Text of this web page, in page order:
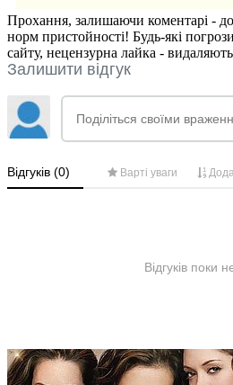
Прохання, залишаючи коментарі -
норм пристойності! Будь-які погрози
сайту, нецензурна лайка -